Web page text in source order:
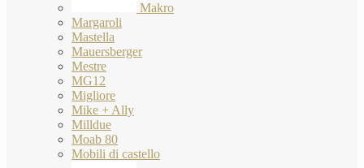
Makro
Margaroli
Mastella
Mauersberger
Mestre
MG12
Migliore
Mike + Ally
Milldue
Moab 80
Mobili di castello